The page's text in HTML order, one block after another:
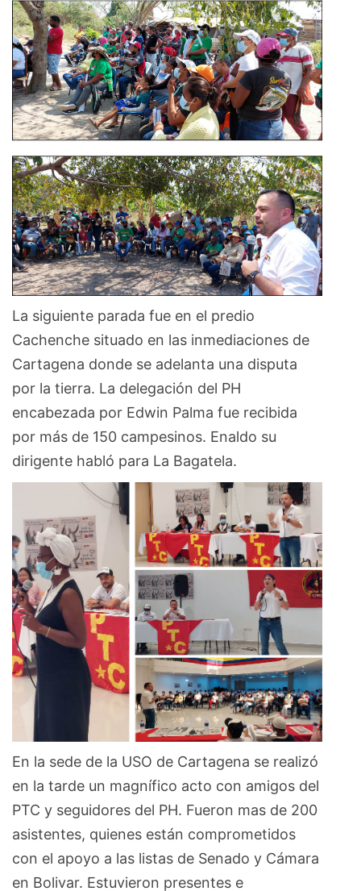
La siguiente parada fue en el predio
Cachenche situado en las inmediaciones de
Cartagena donde se adelanta una disputa
por la tierra. La delegación del PH
encabezada por Edwin Palma fue recibida
por más de 150 campesinos. Enaldo su
dirigente habló para La Bagatela.
En la sede de la USO de Cartagena se realizó
en la tarde un magnífico acto con amigos del
PTC y seguidores del PH. Fueron mas de 200
asistentes, quienes están comprometidos
con el apoyo a las listas de Senado y Cámara
en Bolivar. Estuvieron presentes e